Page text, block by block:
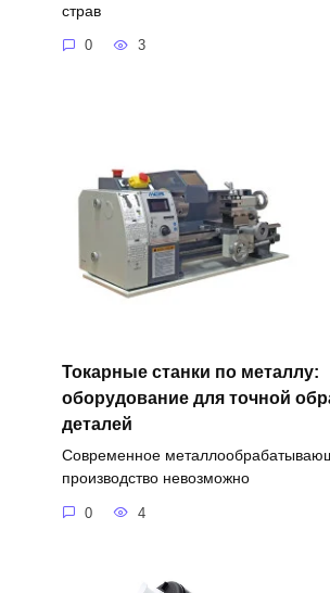
страв
0 3
Токарные станки по металлу:
оборудование для точной
деталей
Современное
производство невозможно
0 4